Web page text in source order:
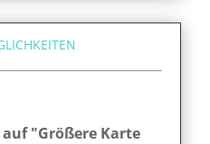
"Größere Karte